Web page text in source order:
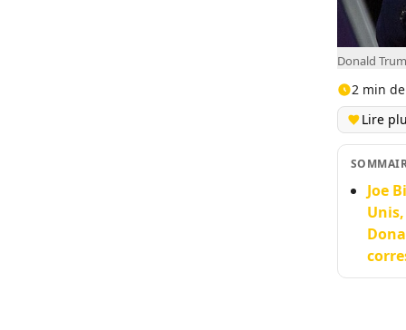
Donald
2 min
Lire
Joe